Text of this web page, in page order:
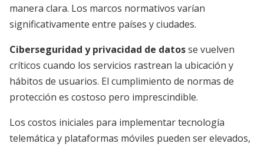
manera clara. Los marcos normativos varían
significativamente entre países y ciudades.
Ciberseguridad y privacidad de datosse vuelven
críticos cuando los servicios rastrean la ubicación y
hábitos de usuarios. El cumplimiento de normas de
protección es costoso pero imprescindible.
Los costos iniciales para implementar tecnología
telemática y plataformas móviles pueden ser elevados,